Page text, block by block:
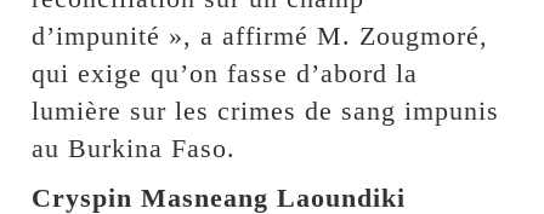
d’impunité », a affirmé M. Zougmoré,
qui exige qu’on fasse d’abord la
lumière sur les crimes de sang impunis
au Burkina Faso.
Cryspin Masneang Laoundiki